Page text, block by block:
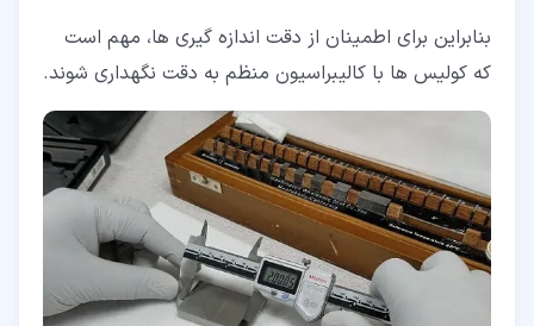
بنابراین برای اطمینان از دقت اندازه گیری ها، مهم است
که کولیس ها با کالیبراسیون منظم به دقت نگهداری شوند.